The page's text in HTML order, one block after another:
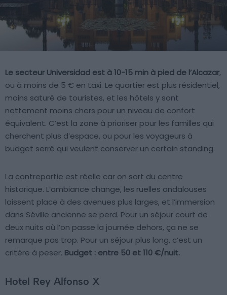
Le secteur Universidad est à 10-15 min à pied de l’Alcazar,
ou à moins de 5 € en taxi. Le quartier est plus résidentiel,
moins saturé de touristes, et les hôtels y sont
nettement moins chers pour un niveau de confort
équivalent. C’est la zone à prioriser pour les familles qui
cherchent plus d’espace, ou pour les voyageurs à
budget serré qui veulent conserver un certain standing.
La contrepartie est réelle car on sort du centre
historique. L’ambiance change, les ruelles andalouses
laissent place à des avenues plus larges, et l’immersion
dans Séville ancienne se perd. Pour un séjour court de
deux nuits où l’on passe la journée dehors, ça ne se
remarque pas trop. Pour un séjour plus long, c’est un
critère à peser. Budget : entre 50 et 110 €/nuit.
Hotel Rey Alfonso X